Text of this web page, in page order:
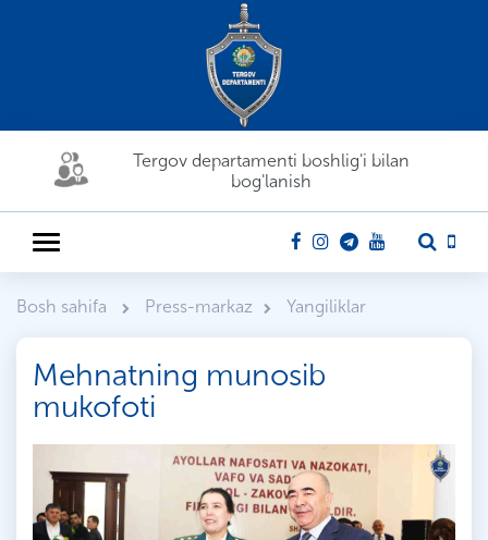
Tergov departamenti boshlig'i bilan
bog'lanish
Bosh sahifa Press-markaz Yangiliklar
Mehnatning munosib
mukofoti